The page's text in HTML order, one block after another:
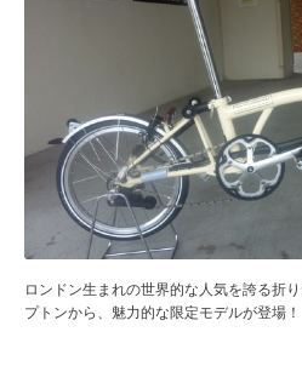
ロンドン生まれの世界的な人気を誇る折
プトンから、魅力的な限定モデルが登場！